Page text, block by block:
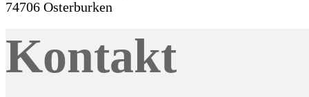
74706 Osterburken
Kontakt